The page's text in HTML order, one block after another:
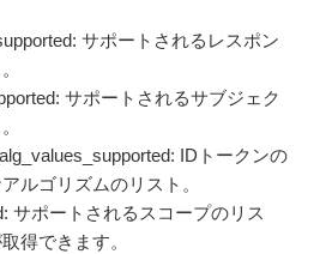
サポートされるレスポン
サポートされるサブジェク
IDトークンの
ルゴリズムのリスト。
サポートされるスコープのリス
得できます。